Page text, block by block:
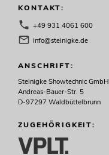
KONTAKT:
+49 931 4061 600
info@steinigke.de
ANSCHRIFT:
Steinigke Showtechnic GmbH
Andreas-Bauer-Str. 5
D-97297 Waldbüttelbrunn
ZUGEHÖRIGKEIT: